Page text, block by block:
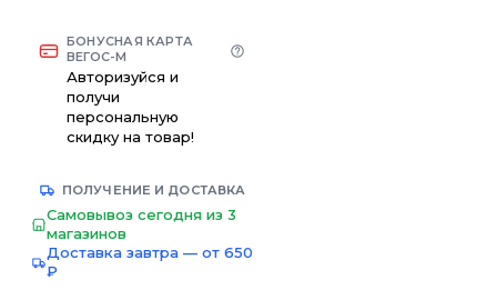
БОНУСНАЯ КАРТА
ВЕГОС-М
Авторизуйся и
получи
персональную
скидку на товар!
ПОЛУЧЕНИЕ И ДОСТАВКА
Самовывоз сегодня из 3
магазинов
Доставка завтра — от 650
₽